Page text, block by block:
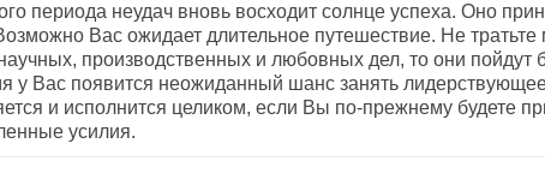
периода неудач вновь восходит солнце успеха. Оно
Вас ожидает длительное путешествие. Не тратьте
производственных и любовных дел, то они пойдут
у Вас появится неожиданный шанс занять
и исполнится целиком, если Вы по-прежнему будете
усилия.